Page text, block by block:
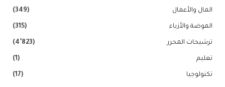
المال والأعمال (349)
الموضة والأزياء (315)
ترشيحات المحرر (4٬823)
تعليم (1)
تكنولوجيا (17)